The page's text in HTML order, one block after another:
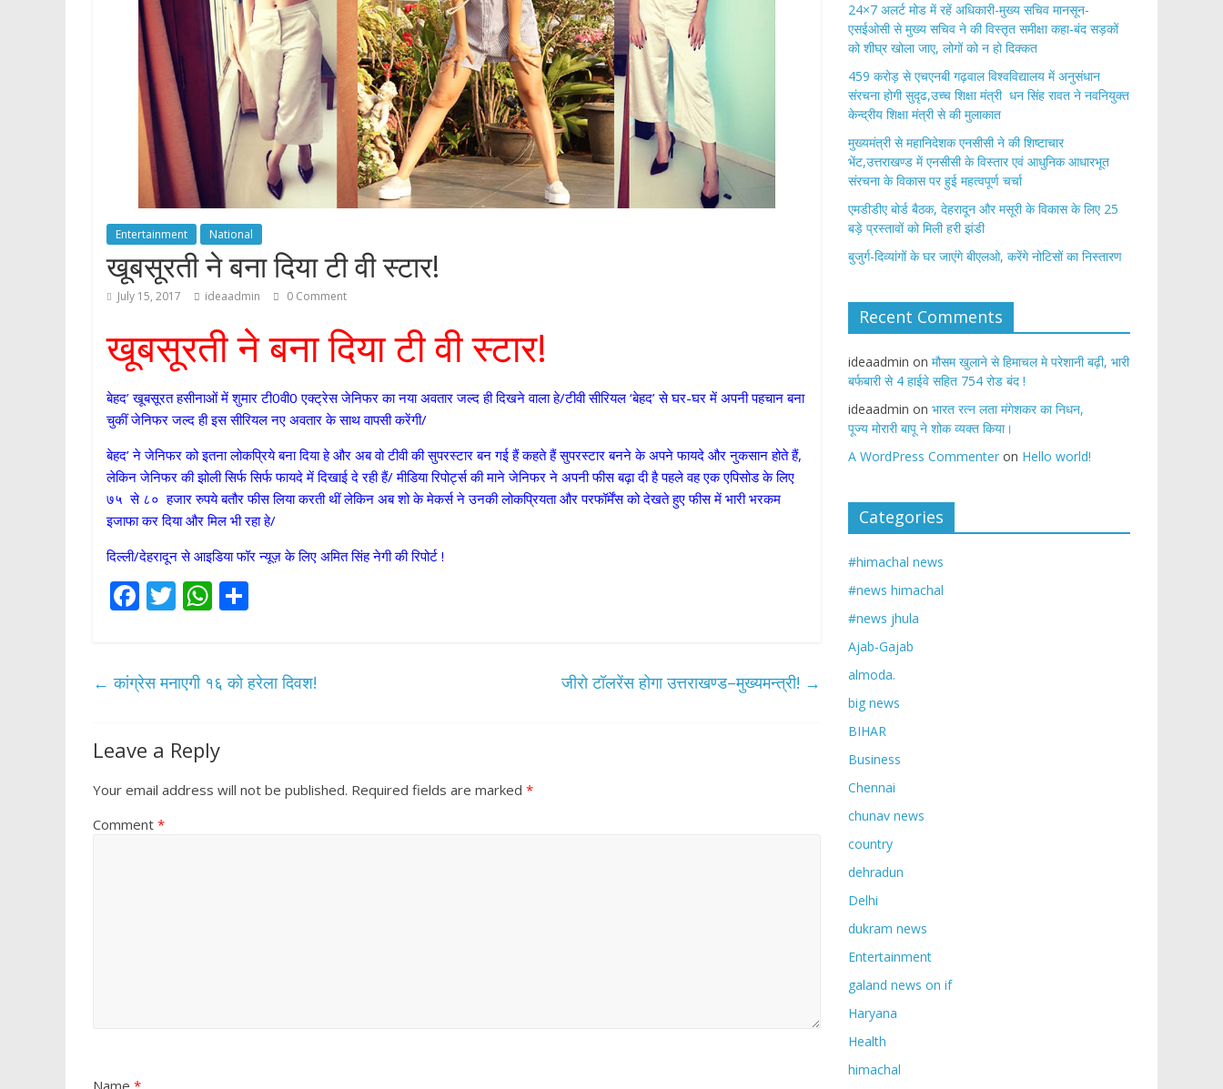
Entertainment National
खूबसूरती ने बना दिया टी वी स्टार!
July 15, 2017 ideaadmin 0 Comment
खूबसूरती ने बना दिया टी वी स्टार!
बेहद’ खूबसूरत हसीनाओं में शुमार टी0वी0 एक्ट्रेस जेनिफर का नया अवतार जल्द ही दिखने वाला हे/टीवी सीरियल ‘बेहद’ से घर-घर में अपनी पहचान बना
चुकीं जेनिफर जल्द ही इस सीरियल नए अवतार के साथ वापसी करेंगी/
बेहद’ ने जेनिफर को इतना लोकप्रिये बना दिया हे और अब वो टीवी की सुपरस्टार बन गई हैं कहते हैं सुपरस्टार बनने के अपने फायदे और नुकसान होते हैं,
लेकिन जेनिफर की झोली सिर्फ सिर्फ फायदे में दिखाई दे रही हैं/ मीडिया रिपोर्ट्स की माने जेनिफर ने अपनी फीस बढ़ा दी है पहले वह एक एपिसोड के लिए
७५ से ८० हजार रुपये बतौर फीस लिया करती थीं लेकिन अब शो के मेकर्स ने उनकी लोकप्रियता और परफॉर्मेंस को देखते हुए फीस में भारी भरकम
इजाफा कर दिया और मिल भी रहा हे/
दिल्ली/देहरादून से आइडिया फॉर न्यूज़ के लिए अमित सिंह नेगी की रिपोर्ट !
F
b
o
k
T
er
W
s
p
p
e
← कांग्रेस मनाएगी १६ को हरेला दिवश! जीरो टॉलरेंस होगा उत्तराखण्ड–मुख्यमन्त्री! →
Leave a Reply
Your email address will not be published. Required fields are marked *
Comment *
Name *
24×7 अलर्ट मोड में रहें अधिकारी-मुख्य सचिव मानसून-
एसईओसी से मुख्य सचिव ने की विस्तृत समीक्षा कहा-बंद सड़कों
को शीघ्र खोला जाए, लोगों को न हो दिक्कत
459 करोड़ से एचएनबी गढ़वाल विश्वविद्यालय में अनुसंधान
संरचना होगी सुदृढ,उच्च शिक्षा मंत्री धन सिंह रावत ने नवनियुक्त
केन्द्रीय शिक्षा मंत्री से की मुलाकात
मुख्यमंत्री से महानिदेशक एनसीसी ने की शिष्टाचार
भेंट,उत्तराखण्ड में एनसीसी के विस्तार एवं आधुनिक आधारभूत
संरचना के विकास पर हुई महत्वपूर्ण चर्चा
एमडीडीए बोर्ड बैठक, देहरादून और मसूरी के विकास के लिए 25
बड़े प्रस्तावों को मिली हरी झंडी
बुजुर्ग-दिव्यांगों के घर जाएंगे बीएलओ, करेंगे नोटिसों का निस्तारण
Recent Comments
ideaadmin on मौसम खुलाने से हिमाचल मे परेशानी बढ़ी, भारी
बर्फबारी से 4 हाईवे सहित 754 रोड बंद !
ideaadmin on भारत रत्न लता मंगेशकर का निधन,
पूज्य मोरारी बापू ने शोक व्यक्त किया।
A WordPress Commenter on Hello world!
Categories
#himachal news
#news himachal
#news jhula
Ajab-Gajab
almoda.
big news
BIHAR
Business
Chennai
chunav news
country
dehradun
Delhi
dukram news
Entertainment
galand news on if
Haryana
Health
himachal